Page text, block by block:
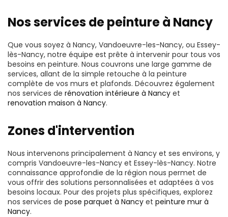
Nos services de peinture à Nancy
Que vous soyez à Nancy, Vandoeuvre-les-Nancy, ou Essey-
lès-Nancy, notre équipe est prête à intervenir pour tous vos
besoins en peinture. Nous couvrons une large gamme de
services, allant de la simple retouche à la peinture
complète de vos murs et plafonds. Découvrez également
nos services de rénovation intérieure à Nancy et
renovation maison à Nancy.
Zones d'intervention
Nous intervenons principalement à Nancy et ses environs, y
compris Vandoeuvre-les-Nancy et Essey-lès-Nancy. Notre
connaissance approfondie de la région nous permet de
vous offrir des solutions personnalisées et adaptées à vos
besoins locaux. Pour des projets plus spécifiques, explorez
nos services de pose parquet à Nancy et peinture mur à
Nancy.